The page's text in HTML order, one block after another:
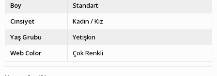
Boy
Standart
Cinsiyet
Kadın / Kız
Yaş Grubu
Yetişkin
Web Color
Çok Renkli